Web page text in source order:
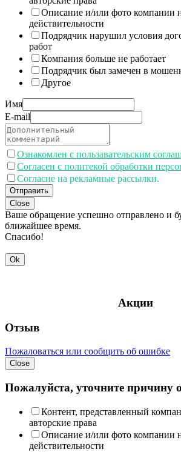
Описание и/или фото компании
действительности
Подрядчик нарушил условия
работ
Компания больше не работает
Подрядчик был замечен в
Другое
Имя
E-mail
Ознакомлен с пользавательским
Согласен с политекой обработки
Согласие на рекламные рассылки.
Отправить
Close
Ваше обращение успешно отправлено и
ближайшее время.
Спасибо!
Ok
Акции
Отзыв
Пожаловаться или сообщить об ошибке
Close
Пожалуйста, уточните причину
Контент, представленный
авторские права
Описание и/или фото компании
действительности